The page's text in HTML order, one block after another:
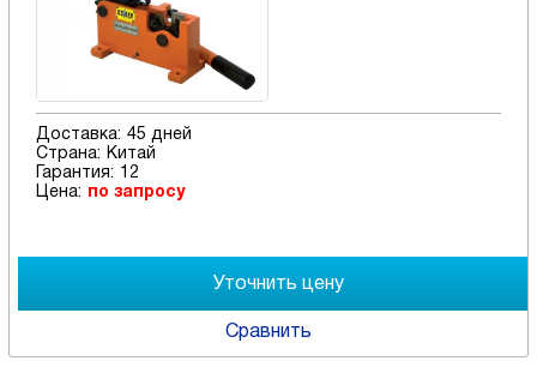
Доставка: 45 дней
Страна:
Китай
Гарантия:
12
Цена:
по запросу
Сравнить